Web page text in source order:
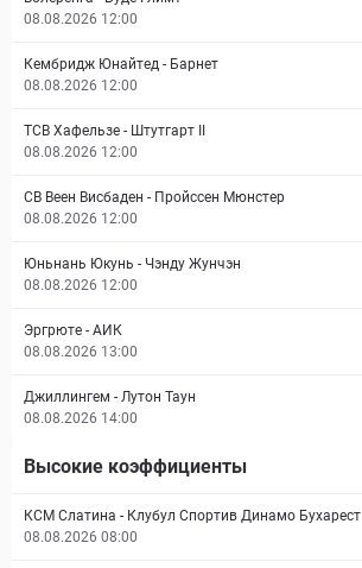
08.08.2026 12:00
Кембридж Юнайтед - Барнет
08.08.2026 12:00
ТСВ Хафельзе - Штутгарт II
08.08.2026 12:00
СВ Веен Висбаден - Пройссен Мюнстер
08.08.2026 12:00
Юньнань Юкунь - Чэнду Жунчэн
08.08.2026 12:00
Эргрюте - АИК
08.08.2026 13:00
Джиллингем - Лутон Таун
08.08.2026 14:00
Высокие коэффициенты
КСМ Слатина - Клубул Спортив Динамо Бухарест
08.08.2026 08:00